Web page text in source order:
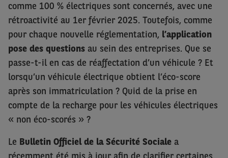
comme 100 % électriques sont concernés, avec une
rétroactivité au 1er février 2025. Toutefois, comme
pour chaque nouvelle réglementation, l’application
pose des questions au sein des entreprises. Que se
passe-t-il en cas de réaffectation d’un véhicule ? Et
lorsqu’un véhicule électrique obtient l’éco-score
après son immatriculation ? Quid de la prise en
compte de la recharge pour les véhicules électriques
« non éco-scorés » ?
Le Bulletin Officiel de la Sécurité Sociale a
récemment été mis à jour afin de clarifier certaines